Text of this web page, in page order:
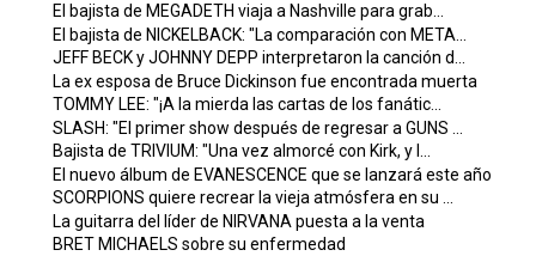
El bajista de MEGADETH viaja a Nashville para grab...
El bajista de NICKELBACK: "La comparación con META...
JEFF BECK y JOHNNY DEPP interpretaron la canción d...
La ex esposa de Bruce Dickinson fue encontrada muerta
TOMMY LEE: "¡A la mierda las cartas de los fanátic...
SLASH: "El primer show después de regresar a GUNS ...
Bajista de TRIVIUM: "Una vez almorcé con Kirk, y l...
El nuevo álbum de EVANESCENCE que se lanzará este año
SCORPIONS quiere recrear la vieja atmósfera en su ...
La guitarra del líder de NIRVANA puesta a la venta
BRET MICHAELS sobre su enfermedad